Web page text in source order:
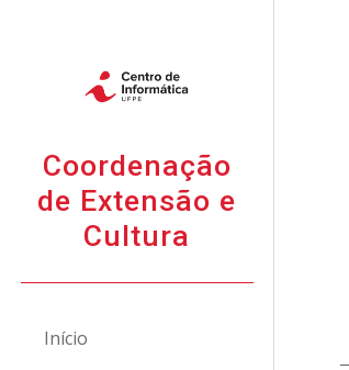
Coordenação
de Extensão e
Cultura
Início